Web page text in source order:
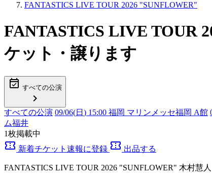
FANTASTICS LIVE TOUR 2026 "SUNFLOWER"
FANTASTICS LIVE TOUR
ケット・譲ります
event_available すべての公演
chevron_right
すべての公演 09/06(日 ) 15:00 福岡 マリンメッセ福岡 A館
ム福井
1枚掲載中
confirmation_number 新着チケット速報に登録 confirmation_number 出品する
FANTASTICS LIVE TOUR 2026 "SUNFLOWER" 木村慧